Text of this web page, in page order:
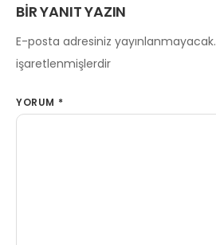
BIR YANIT YAZIN
E-posta adresiniz yayınlanmayacak.
işaretlenmişlerdir
YORUM *